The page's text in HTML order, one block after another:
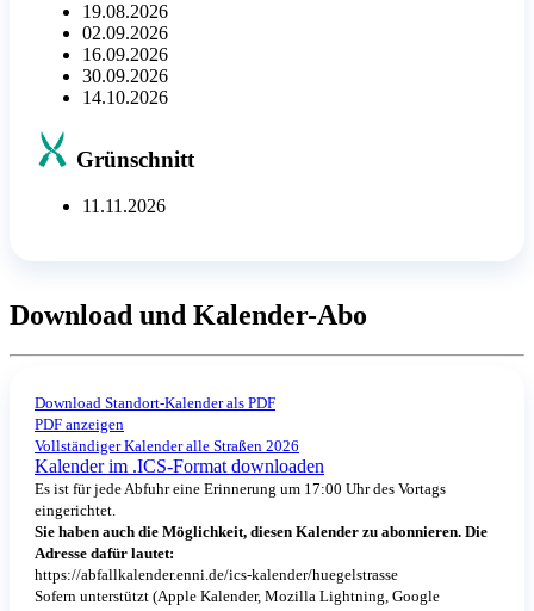
19.08.2026
02.09.2026
16.09.2026
30.09.2026
14.10.2026
Grünschnitt
11.11.2026
Download und Kalender-Abo
Download Standort-Kalender als PDF
PDF anzeigen
Vollständiger Kalender alle Straßen 2026
Kalender im .ICS-Format downloaden
Es ist für jede Abfuhr eine Erinnerung um 17:00 Uhr des Vortags
eingerichtet.
Sie haben auch die Möglichkeit, diesen Kalender zu abonnieren. Die
Adresse dafür lautet:
https://abfallkalender.enni.de/ics-kalender/huegelstrasse
Sofern unterstützt (Apple Kalender, Mozilla Lightning, Google